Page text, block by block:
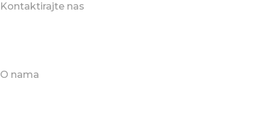
Kontaktirajte nas
O nama